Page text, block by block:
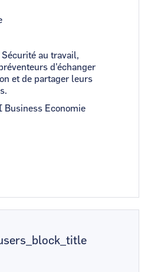
au travail,
d'échanger
et de partager leurs
Business Economie